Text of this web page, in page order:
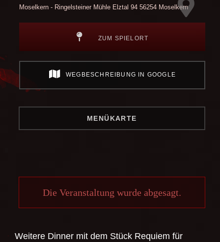
Moselkern - Ringelsteiner MühleElztal 94 56254 Moselkern
ZUM SPIELORT
WEGBESCHREIBUNG IN GOOGLE
MENÜKARTE
Die Veranstaltung wurde abgesagt.
Weitere Dinner mit dem Stück Requiem für